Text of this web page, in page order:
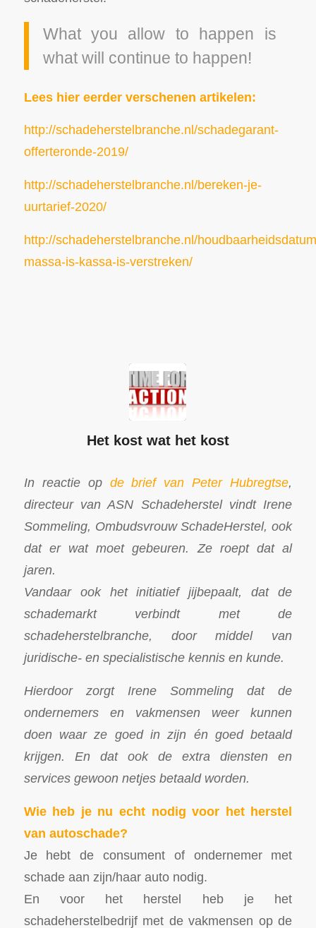
What you allow to happen is
what will continue to happen!
Lees hier eerder verschenen artikelen:
http://schadeherstelbranche.nl/schadegarant-
offerteronde-2019/
http://schadeherstelbranche.nl/bereken-je-
uurtarief-2020/
http://schadeherstelbranche.nl/
massa-is-kassa-is-verstreken/
Het kost wat het kost
In reactie op de brief van Peter Hubregtse,
directeur van ASN Schadeherstel vindt Irene
Sommeling, Ombudsvrouw SchadeHerstel, ook
dat er wat moet gebeuren. Ze roept dat al
jaren.
Vandaar ook het initiatief jijbepaalt, dat de
schademarkt verbindt met de
schadeherstelbranche, door middel van
juridische- en specialistische kennis en kunde.
Hierdoor zorgt Irene Sommeling dat de
ondernemers en vakmensen weer kunnen
doen waar ze goed in zijn én goed betaald
krijgen. En dat ook de extra diensten en
services gewoon netjes betaald worden.
Wie heb je nu echt nodig voor het herstel
van autoschade?
Je hebt de consument of ondernemer met
schade aan zijn/haar auto nodig.
En voor het herstel heb je het
schadeherstelbedrijf met de vakmensen op de